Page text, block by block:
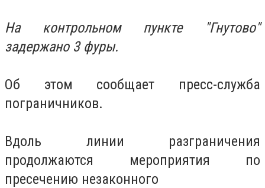
На контрольном пункте "Гнутово"
задержано 3 фуры.
Об этом сообщает пресс-служба
пограничников.
Вдоль линии разграничения
продолжаются мероприятия по
пресечению незаконного